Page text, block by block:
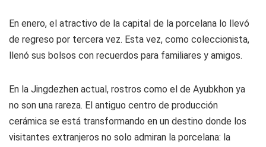
En enero, el atractivo de la capital de la porcelana lo llevó
de regreso por tercera vez. Esta vez, como coleccionista,
llenó sus bolsos con recuerdos para familiares y amigos.
En la Jingdezhen actual, rostros como el de Ayubkhon ya
no son una rareza. El antiguo centro de producción
cerámica se está transformando en un destino donde los
visitantes extranjeros no solo admiran la porcelana: la